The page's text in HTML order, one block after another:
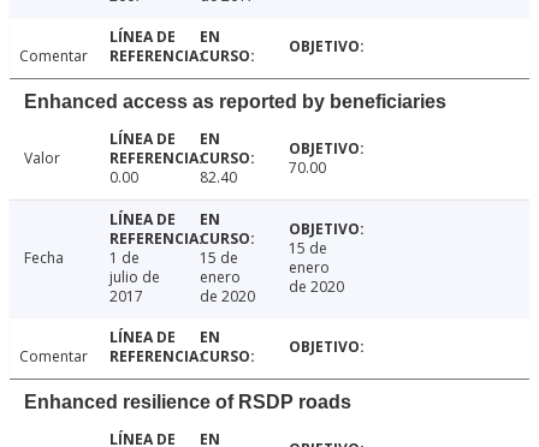
Comentar
Enhanced access as reported by beneficiaries
Valor
0.00
82.40 70.00
Fecha
1 de
julio de
2017
15 de
enero
de 2020
15 de
enero
de 2020
Comentar
Enhanced resilience of RSDP roads